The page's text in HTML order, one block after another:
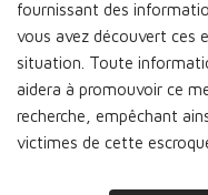
fournissant des
vous avez découvert ces
situation. Toute
aidera à promouvoir ce
recherche, empêchant
victimes de cette